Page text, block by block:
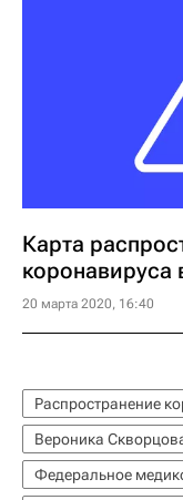
Карта
коронавируса
20 марта 2020, 16:40
Распространение
Вероника